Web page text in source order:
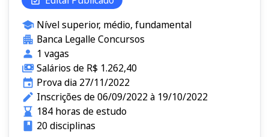
Nível superior, médio, fundamental
Banca Legalle Concursos
1 vagas
Salários de R$ 1.262,40
Prova dia 27/11/2022
Inscrições de 06/09/2022 à 19/10/2022
184 horas de estudo
20 disciplinas